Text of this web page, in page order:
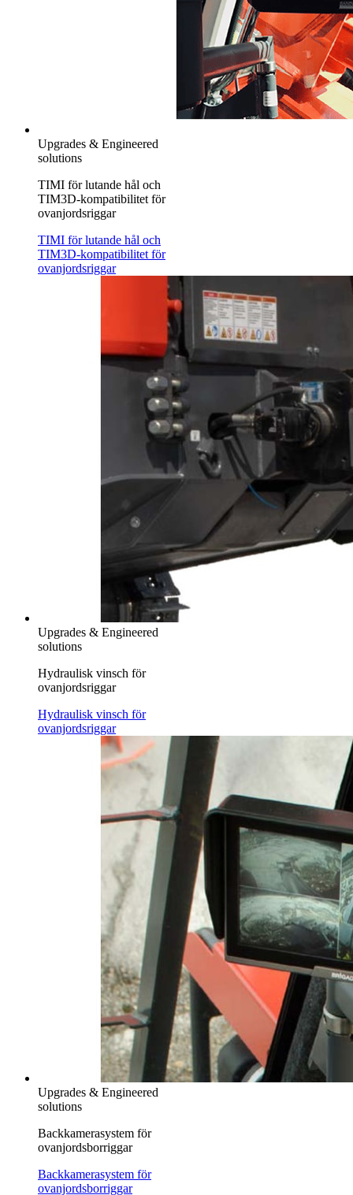
Upgrades & Engineered
solutions
TIMI för lutande hål och
TIM3D-kompatibilitet för
ovanjordsriggar
TIMI för lutande hål och
TIM3D-kompatibilitet för
ovanjordsriggar
Upgrades & Engineered
solutions
Hydraulisk vinsch för
ovanjordsriggar
Hydraulisk vinsch för
ovanjordsriggar
Upgrades & Engineered
solutions
Backkamerasystem för
ovanjordsborriggar
Backkamerasystem för
ovanjordsborriggar